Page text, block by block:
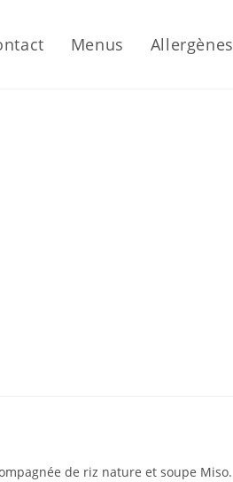
Menus Allergènes
de riz nature et soupe Miso.